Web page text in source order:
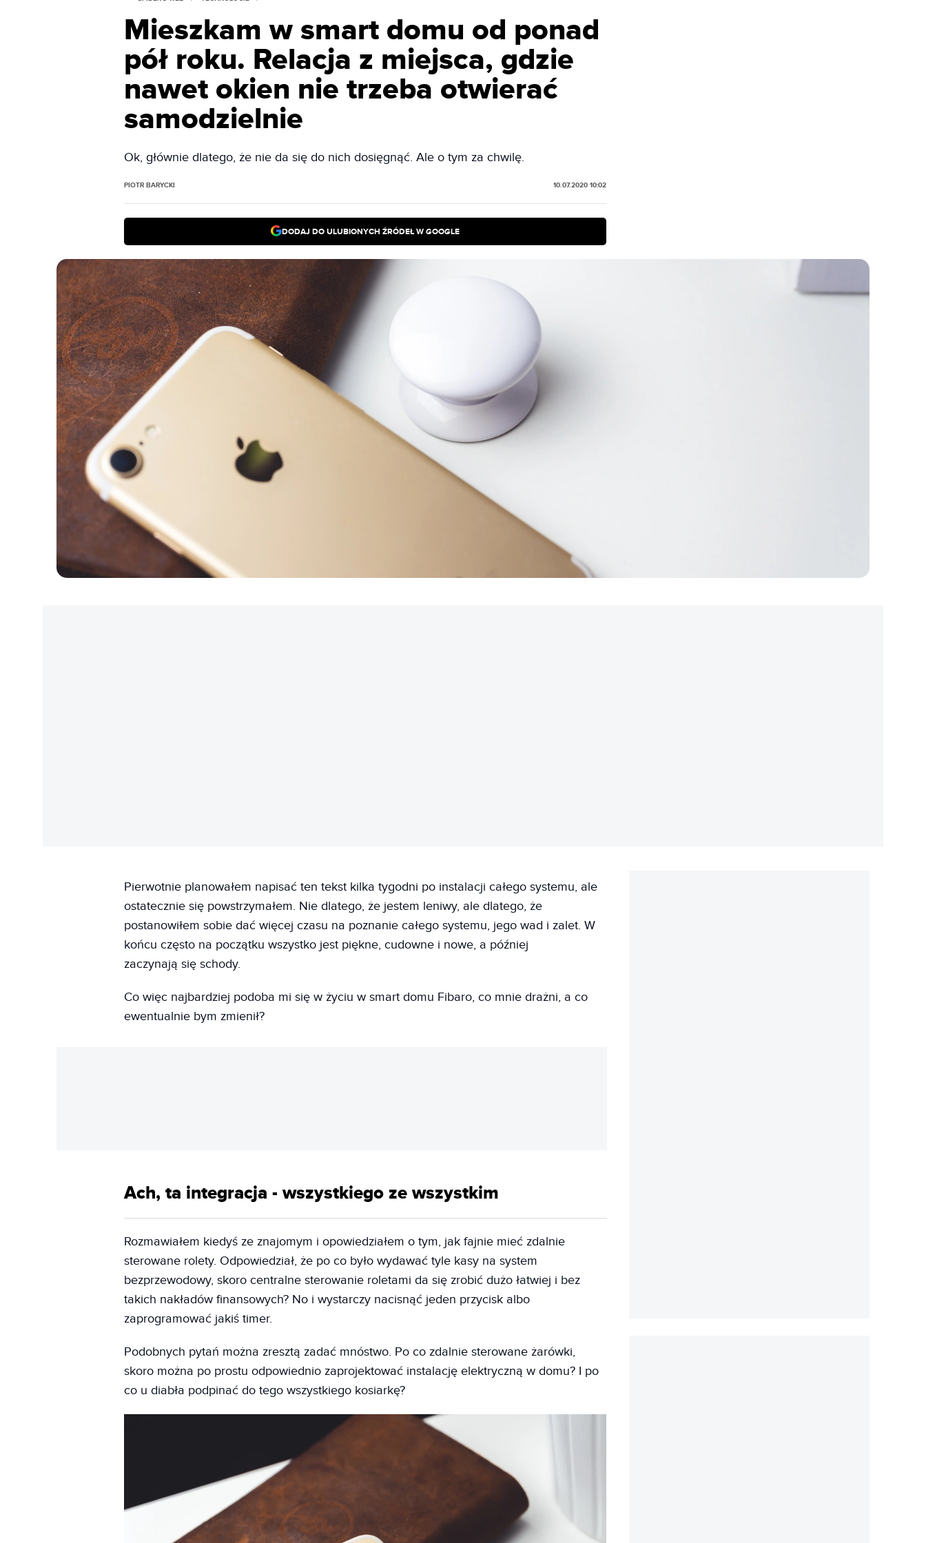
Mieszkam w smart domu od ponad
pół roku. Relacja z miejsca, gdzie
nawet okien nie trzeba otwierać
samodzielnie
Ok, głównie dlatego, że nie da się do nich dosięgnąć. Ale o tym za chwilę.
PIOTR BARYCKI 10.07.2020 10:02
DODAJ DO ULUBIONYCH ŹRÓDEŁ W GOOGLE
Pierwotnie planowałem napisać ten tekst kilka tygodni po instalacji całego systemu, ale
ostatecznie się powstrzymałem. Nie dlatego, że jestem leniwy, ale dlatego, że
postanowiłem sobie dać więcej czasu na poznanie całego systemu, jego wad i zalet. W
końcu często na początku wszystko jest piękne, cudowne i nowe, a później
zaczynają się schody.
Co więc najbardziej podoba mi się w życiu w smart domu Fibaro, co mnie drażni, a co
ewentualnie bym zmienił?
Ach, ta integracja - wszystkiego ze wszystkim
Rozmawiałem kiedyś ze znajomym i opowiedziałem o tym, jak fajnie mieć zdalnie
sterowane rolety. Odpowiedział, że po co było wydawać tyle kasy na system
bezprzewodowy, skoro centralne sterowanie roletami da się zrobić dużo łatwiej i bez
takich nakładów finansowych? No i wystarczy nacisnąć jeden przycisk albo
zaprogramować jakiś timer.
Podobnych pytań można zresztą zadać mnóstwo. Po co zdalnie sterowane żarówki,
skoro można po prostu odpowiednio zaprojektować instalację elektryczną w domu? I po
co u diabła podpinać do tego wszystkiego kosiarkę?